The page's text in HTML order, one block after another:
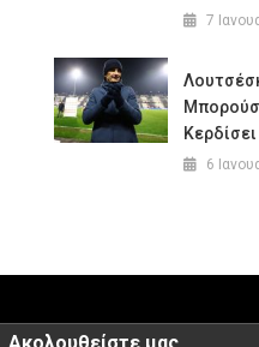
7
6
Ακολουθείστε μας…